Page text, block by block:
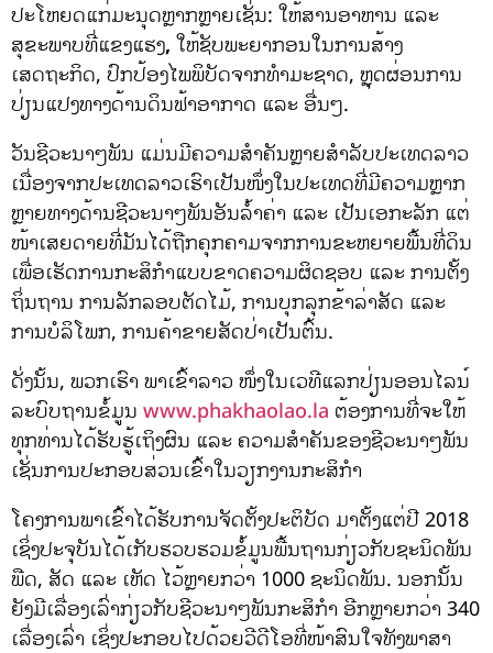
ປະໂຫຍດແກ່ມະນຸດຫຼາກຫຼາຍເຊັ່ນ: ໃຫ້ສານອາຫານ ແລະ
ສຸຂະພາບທີ່ແຂງແຮງ, ໃຫ້ຊັບພະຍາກອນໃນການສ້າງ
ເສດຖະກິດ, ປົກປ້ອງໄພພິບັດຈາກທຳມະຊາດ, ຫຼຸດຜ່ອນການ
ປ່ຽນແປງທາງດ້ານດິນຟ້າອາກາດ ແລະ ອື່ນໆ.
ວັນຊີວະນາໆພັນ ແມ່ນມີຄວາມສຳຄັນຫຼາຍສຳລັບປະເທດລາວ
ເນື່ອງຈາກປະເທດລາວເຮົາເປັນໜຶ່ງໃນປະເທດທີ່ມີຄວາມຫຼາກ
ຫຼາຍທາງດ້ານຊີວະນາໆພັນອັນລໍ້າຄ່າ ແລະ ເປັນເອກະລັກ ແຕ່
ໜ້າເສຍດາຍທີ່ມັນໄດ້ຖືກຄຸກຄາມຈາກການຂະຫຍາຍພື້ນທີ່ດິນ
ເພື່ອເຮັດການກະສິກຳແບບຂາດຄວາມຜິດຊອບ ແລະ ການຕັ້ງ
ຖິ່ນຖານ ການລັກລອບຕັດໄມ້, ການບຸກລຸກຂ້າລ່າສັດ ແລະ
ການບໍລິໂພກ, ການຄ້າຂາຍສັດປ່າເປັນຕົ້ນ.
ດັ່ງນັ້ນ, ພວກເຮົາ ພາເຂົ້າລາວ ໜຶ່ງໃນເວທີແລກປ່ຽນອອນໄລນ໌
ລະບົບຖານຂໍ້ມູນ www.phakhaolao.la ຕ້ອງການທີ່ຈະໃຫ້
ທຸກທ່ານໄດ້ຮັບຮູ້ເຖິງຜົນ ແລະ ຄວາມສຳຄັນຂອງຊີວະນາໆພັນ
ເຊັ່ນການປະກອບສ່ວນເຂົ້າໃນວຽກງານກະສິກຳ
ໂຄງການພາເຂົ້າໄດ້ຮັບການຈັດຕັ້ງປະຕິບັດ ມາຕັ້ງແຕ່ປີ 2018
ເຊິ່ງປະຈຸບັນໄດ້ເກັບຮວບຮວມຂໍ້ມູນພື້ນຖານກ່ຽວກັບຊະນິດພັນ
ພືດ, ສັດ ແລະ ເຫັດ ໄວ້ຫຼາຍກວ່າ 1000 ຊະນິດພັນ. ນອກນັ້ນ
ຍັງມີເລື່ອງເລົ່າກ່ຽວກັບຊີວະນາໆພັນກະສິກຳ ອີກຫຼາຍກວ່າ 340
ເລື່ອງເລົ່າ ເຊິ່ງປະກອບໄປດ້ວຍວີດີໂອທີ່ໜ້າສົນໃຈທັງພາສາ